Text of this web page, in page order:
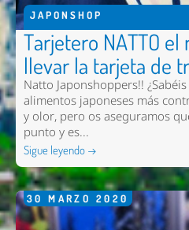
JAPONSHOP
Tarjetero NATTO
llevar la tarjeta de
Natto Japonshoppers!!
alimentos japoneses más
y olor, pero os aseguramos
punto y es...
Sigue leyendo →
30 MARZO 2020